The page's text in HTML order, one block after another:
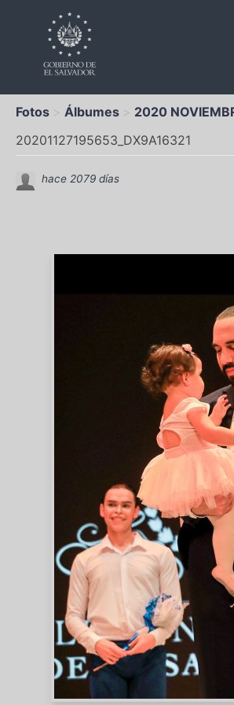
Fotos Álbumes 2020
20201127195653_DX9A16321
hace 2079 días